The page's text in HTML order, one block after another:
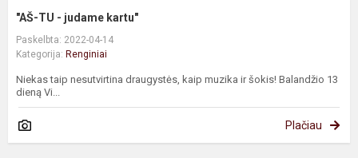
"AŠ-TU - judame kartu"
Paskelbta: 2022-04-14
Kategorija: Renginiai
Niekas taip nesutvirtina draugystės, kaip muzika ir šokis! Balandžio 13
dieną Vi...
Plačiau